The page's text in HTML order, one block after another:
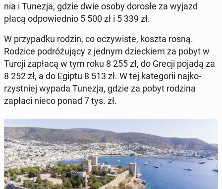
nia i Tunezja, gdzie dwie osoby dorosłe za wyjazd
płacą od­po­wied­nio 5 500 zł i 5 339 zł.
W przy­pad­ku rodzin, co oczy­wi­ste, koszta rosną.
Rodzice po­dró­żu­ją­cy z jednym dziec­kiem za pobyt w
Turcji zapłacą w tym roku 8 255 zł, do Grecji pojadą za
8 252 zł, a do Egiptu 8 513 zł. W tej ka­te­go­rii naj­ko­
rzyst­niej wypada Tunezja, gdzie za pobyt rodzina
zapłaci nieco ponad 7 tys. zł.